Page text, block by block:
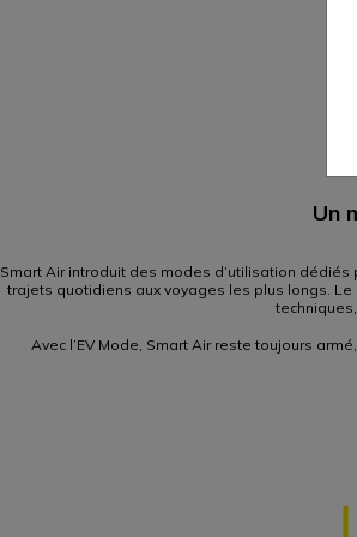
Un
Smart Air introduit des modes d’utilisation
trajets quotidiens aux voyages les plus longs. Le
Avec l’EV Mode, Smart Air reste toujours